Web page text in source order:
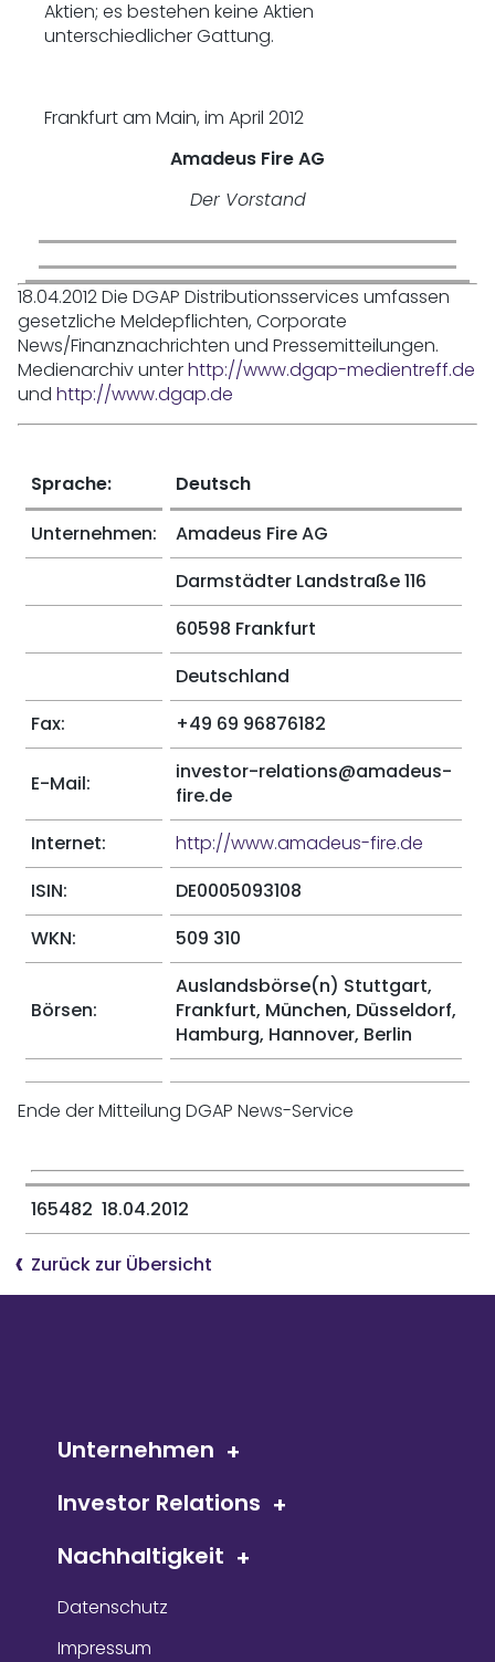
Aktien; es bestehen keine Aktien
unterschiedlicher Gattung.
Frankfurt am Main, im April 2012
Amadeus Fire AG
Der Vorstand
18.04.2012 Die DGAP Distributionsservices umfassen
gesetzliche Meldepflichten, Corporate
News/Finanznachrichten und Pressemitteilungen.
Medienarchiv unterhttp://www.dgap-medientreff.de
und http://www.dgap.de
Sprache:
Deutsch
Unternehmen:
Amadeus Fire AG
Darmstädter Landstraße 116
60598 Frankfurt
Deutschland
Fax:
+49 69 96876182
E-Mail:
investor-relations@amadeus-
fire.de
Internet:
http://www.amadeus-fire.de
ISIN:
DE0005093108
WKN:
509 310
Börsen:
Auslandsbörse(n) Stuttgart,
Frankfurt, München, Düsseldorf,
Hamburg, Hannover, Berlin
Ende der Mitteilung DGAP News-Service
165482 18.04.2012
Zurück zur Übersicht
Unternehmen
Investor Relations
Nachhaltigkeit
Datenschutz
Impressum